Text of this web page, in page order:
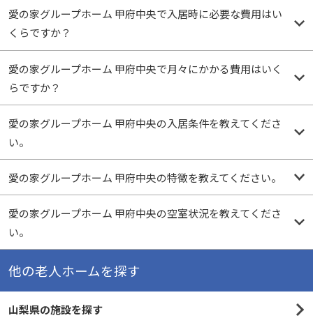
愛の家グループホーム 甲府中央で入居時に必要な費用はい
くらですか？
愛の家グループホーム 甲府中央で月々にかかる費用はいく
らですか？
愛の家グループホーム 甲府中央の入居条件を教えてくださ
い。
愛の家グループホーム 甲府中央の特徴を教えてください。
愛の家グループホーム 甲府中央の空室状況を教えてくださ
い。
他の老人ホームを探す
山梨県の施設を探す